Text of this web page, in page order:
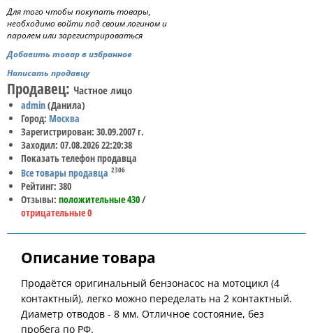
Для того чтобы покупать товары,
необходимо войти под своим логином и
паролем или зарегистрироваться
Добавить товар в избранное
Написать продавцу
Продавец: Частное лицо
admin(Данила)
Город: Москва
Зарегистрирован: 30.09.2007 г.
Заходил: 07.08.2026 22:20:38
Показать телефон продавца
Все товары продавца 2306
Рейтинг: 380
Отзывы: положительные 430/
отрицательные 0
Описание товара
Продаётся оригинальный бензонасос на мотоцикл (4
контактный), легко можно переделать на 2 контактный.
Диаметр отводов - 8 мм. Отличное состояние, без
пробега по РФ.